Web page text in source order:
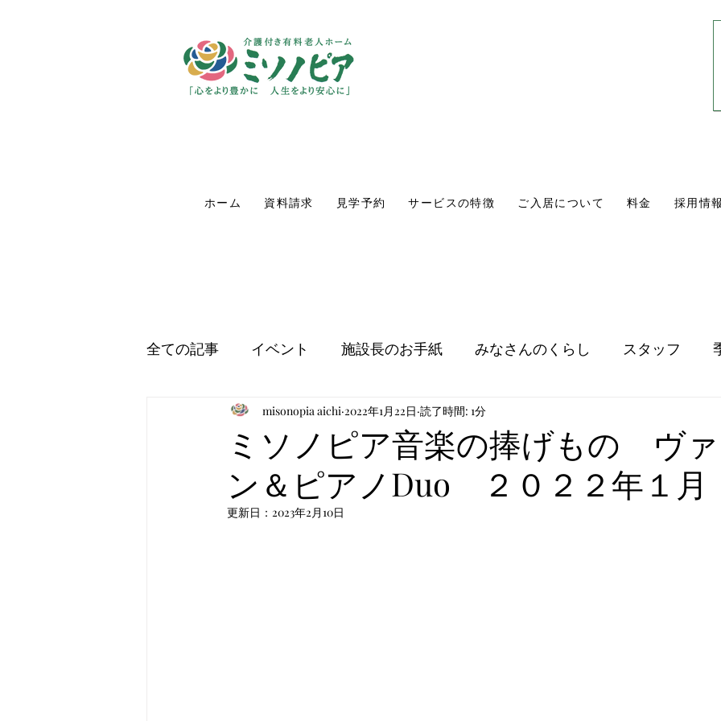
ホーム 資料請求 見学予約 サービスの特徴 ご入居について 料金 採用情
全ての記事 イベント 施設長のお手紙 みなさんのくらし スタッフ
お食事のお知らせ 音楽や芸術
ミソノピア音楽の捧げもの ヴ
ン＆ピアノDuo ２０２２年１月
misonopia aichi 2022年1月22日 読了時間: 1分
更新日： 2023年2月10日